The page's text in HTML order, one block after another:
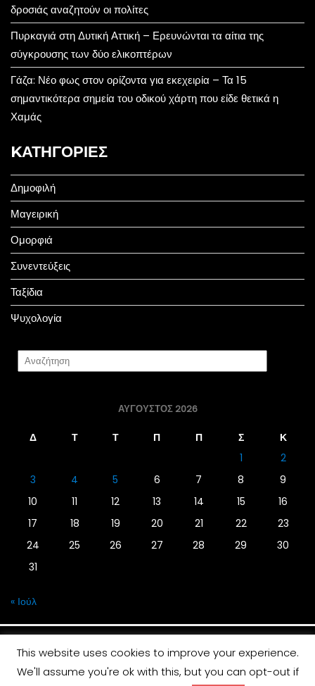
δροσιάς αναζητούν οι πολίτες
Πυρκαγιά στη Δυτική Αττική – Ερευνώνται τα αίτια της
σύγκρουσης των δύο ελικοπτέρων
Γάζα: Νέο φως στον ορίζοντα για εκεχειρία – Τα 15
σημαντικότερα σημεία του οδικού χάρτη που είδε θετικά η
Χαμάς
KΑΤΗΓΟΡΊΕΣ
Δημοφιλή
Μαγειρική
Ομορφιά
Συνεντεύξεις
Ταξίδια
Ψυχολογία
ΑΎΓΟΥΣΤΟΣ 2026
Δ Τ Τ Π Π Σ
Κ
1
2
3
4 5 6 7 8
9
10
11 12 13 14 15
16
17
18 19 20 21 22
23
24
25 26 27 28 29
30
31
« Ιούλ
This website uses cookies to improve your experience.
We'll assume you're ok with this, but you can opt-out if